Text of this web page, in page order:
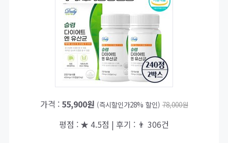
가격 : 55,900원 (즉시할인가28% 할인) 78,000원
평점 : ★ 4.5점 | 후기 : 👨‍‍ 306건